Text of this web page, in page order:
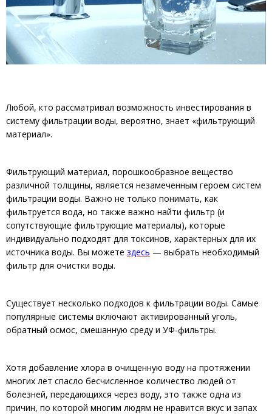
Любой, кто рассматривал возможность инвестирования в
систему фильтрации воды, вероятно, знает «фильтрующий
материал».
Фильтрующий материал, порошкообразное вещество
различной толщины, является незамеченным героем систем
фильтрации воды. Важно не только понимать, как
фильтруется вода, но также важно найти фильтр (и
сопутствующие фильтрующие материалы), которые
индивидуально подходят для токсинов, характерных для их
источника воды. Вы можете здесь — выбрать необходимый
фильтр для очистки воды.
Существует несколько подходов к фильтрации воды. Самые
популярные системы включают активированный уголь,
обратный осмос, смешанную среду и УФ-фильтры.
Хотя добавление хлора в очищенную воду на протяжении
многих лет спасло бесчисленное количество людей от
болезней, передающихся через воду, это также одна из
причин, по которой многим людям не нравится вкус и запах